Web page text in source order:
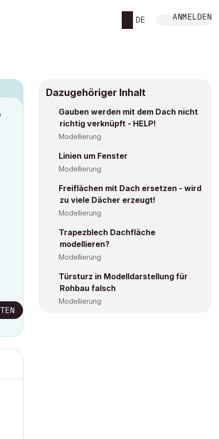
DE ANMELDEN
Dazugehöriger Inhalt
Gauben werden mit dem Dach nicht
richtig verknüpft - HELP!
Modellierung
Linien um Fenster
Modellierung
Freiflächen mit Dach ersetzen - wird
zu viele Dächer erzeugt!
Modellierung
Trapezblech Dachfläche
modellieren?
Modellierung
Türsturz in Modelldarstellung für
Rohbau falsch
Modellierung